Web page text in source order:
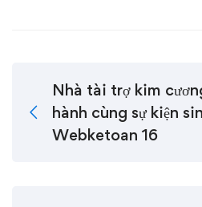
Nhà tài trợ kim
hành cùng sự kiện
Webketoan 16